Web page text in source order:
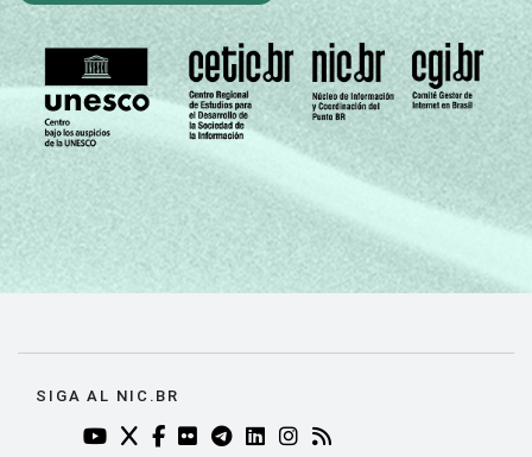
SIGA AL NIC.BR
YOUTUBE DO NIC.BR (ABRE EM NOVA ABA)
TWITTER DO NIC.BR (ABRE EM NOVA ABA)
FACEBOOK DO NIC.BR (ABRE EM NOVA
FLICKR DO NIC.BR (ABRE EM NOVA
TELEGRAM DO NIC.BR (ABRE EM
LINKEDIN DO NIC.BR (ABRE
INSTAGRAM DO NIC.BR
RSS DO NIC.BR (ABRE